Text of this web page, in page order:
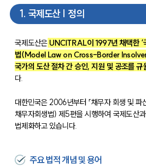
1 . 국제도산 | 정의
국제도산은 UNCITRAL이 1997년 채택한 ‘
법(Model Law on Cross-Border
국가의 도산 절차 간 승인, 지원 및 공조를 규
다.
대한민국은 2006년부터 「채무자 회생 및 파
채무자회생법) 제5편을 시행하여 국제도산
법제화하고 있습니다.
주요 법적 개념 및 용어